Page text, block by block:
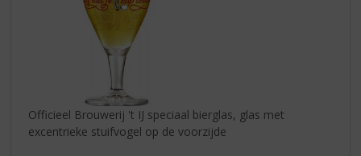
Officieel Brouwerij 't IJ speciaal bierglas, glas met
excentrieke stuifvogel op de voorzijde